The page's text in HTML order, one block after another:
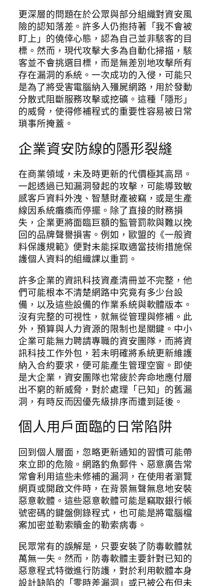
更深層的問題在於公眾與部分組織對資安風
險的認知落差。許多人仍抱持著「我不會被
盯上」的僥倖心態，認為自己並非駭客的目
標。然而，現代攻擊大多為自動化掃描，駭
客並不會挑選目標，而是無差別地攻擊所有
存在漏洞的系統。一次成功的入侵，可能只
是為了將受害電腦納入殭屍網路，用於發動
分散式阻斷服務攻擊或挖礦。這種「隱形」
的威脅，使得修補程式的重要性容易被日常
瑣事所掩蓋。
企業資安防線的隱形裂縫
在商業領域，未及時更新的代價極其高昂。
一起透過已知漏洞發起的攻擊，可能導致敏
感客戶資料外洩、智慧財產被竊，或是生產
線因系統癱瘓而停擺。除了直接的財務損
失，企業更將面臨巨額的監管罰款與難以挽
回的品牌聲譽損害。例如，歐盟的《一般資
料保護規範》便對未能採取適當技術措施保
護個人資料的組織課以重罰。
許多企業的資訊科技資產清冊並不完整，他
們可能根本不清楚網路中究竟有多少台設
備，以及這些設備的作業系統與軟體版本。
沒有完整的可視性，就無從管理與修補。此
外，預算與人力資源的限制也是關鍵。中小
企業可能無力聘請專職的資安團隊，而將資
訊科技工作外包，若未明確將系統更新維護
納入合約要求，便可能產生管理空窗。即使
是大企業，資安團隊也常疲於奔命地應付層
出不窮的新威脅，對於處理「已知」的舊漏
洞，有時反而因優先級排序而遭到延後。
個人用戶面臨的日常陷阱
回到個人層面，忽略更新通知的習慣可能帶
來立即的危險。網路釣魚郵件、惡意廣告常
常會利用這些未修補的漏洞，在使用者瀏覽
網頁或開啟文件時，在背景無聲無息地安裝
惡意軟體。這些惡意軟體可能是竊取銀行帳
號密碼的鍵盤側錄程式，也可能是將電腦檔
案加密並勒索贖金的勒索病毒。
民眾常有的誤解是，只要安裝了防毒軟體就
萬無一失。然而，防毒軟體主要針對已知的
惡意程式特徵進行防護，對於利用軟體本身
設計缺陷的「零時差漏洞」或已被公布但未